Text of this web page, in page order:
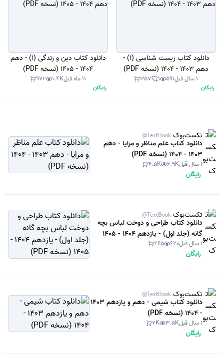
دانلود کتاب زیست شناسی (1) -
دهم 1403 - 1404 (نسخه PDF)
1 سال قبل 591
1
357
رایگان
دانلود کتاب دین و زندگی (1) - دهم
1404 - 1405 (نسخه PDF)
11 ماه قبل 1.4K
972
رایگان
تکست‌بوک @TextBook
دانلود کتاب علم مناظر و مرایا - دهم
1403 - 1404 (نسخه PDF)
1 سال قبل 6.9K
4.5K
رایگان
تکست‌بوک @TextBook
دانلود کتاب طراحی و دوخت لباس بچه
گانه (جلد اول) - یازدهم 1404 - 1405
(نسخه PDF)1 سال قبل 620
265
رایگان
تکست‌بوک @TextBook
دانلود کتاب شیمی - دهم و یازدهم 1403
- 1404 (نسخه PDF)
1 سال قبل 3.5K
2K
رایگان